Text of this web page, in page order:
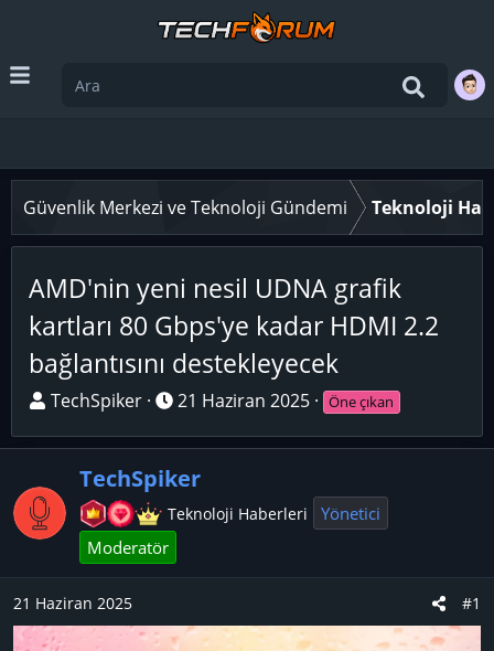
Güvenlik Merkezi ve Teknoloji Gündemi Teknoloji
AMD'nin yeni nesil UDNA grafik
kartları 80 Gbps'ye kadar HDMI 2.2
bağlantısını destekleyecek
K
n
u
a
ş
l
TechSpiker
B
ş
l
a
ı
t
21 Haziran 2025 Öne çıkan
TechSpiker
Teknoloji Haberleri
Yönetici
Moderatör
21 Haziran 2025 #1